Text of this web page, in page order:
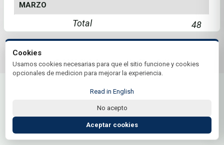
MARZO
Total 48
© 2026 Club Amancay | by Plus+Golf
Website powered byPlus+Golf
Cookies
Usamos cookies necesarias para que el sitio funcione y cookies
opcionales de medicion para mejorar la experiencia.
Read in English
No acepto
Aceptar cookies